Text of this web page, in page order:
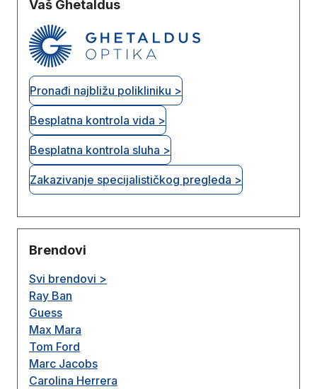
Vaš Ghetaldus
Pronađi najbližu polikliniku >
Besplatna kontrola vida >
Besplatna kontrola sluha >
Zakazivanje specijalističkog pregleda >
Brendovi
Svi brendovi >
Ray Ban
Guess
Max Mara
Tom Ford
Marc Jacobs
Carolina Herrera